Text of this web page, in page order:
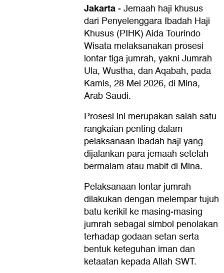
Jakarta-Jemaah haji khusus
dari Penyelenggara Ibadah Haji
Khusus (PIHK) Aida Tourindo
Wisata melaksanakan prosesi
lontar tiga jumrah, yakni Jumrah
Ula, Wustha, dan Aqabah, pada
Kamis, 28 Mei 2026, di Mina,
Arab Saudi.
Prosesi ini merupakan salah satu
rangkaian penting dalam
pelaksanaan ibadah haji yang
dijalankan para jemaah setelah
bermalam atau mabit di Mina.
Pelaksanaan lontar jumrah
dilakukan dengan melempar tujuh
batu kerikil ke masing-masing
jumrah sebagai simbol penolakan
terhadap godaan setan serta
bentuk keteguhan iman dan
ketaatan kepada Allah SWT.